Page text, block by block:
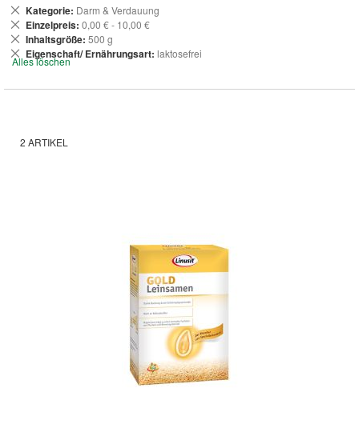
2 ARTIKEL
Kategorie Darm & Verdauung
Dies
entfernen
Einzelpreis 0,00 € - 10,00 €
Dies
entfernen
Inhaltsgröße 500 g
Dies
entfernen
Eigenschaft/ Ernährungsart laktosefrei
Dies
entfernen
Alles löschen